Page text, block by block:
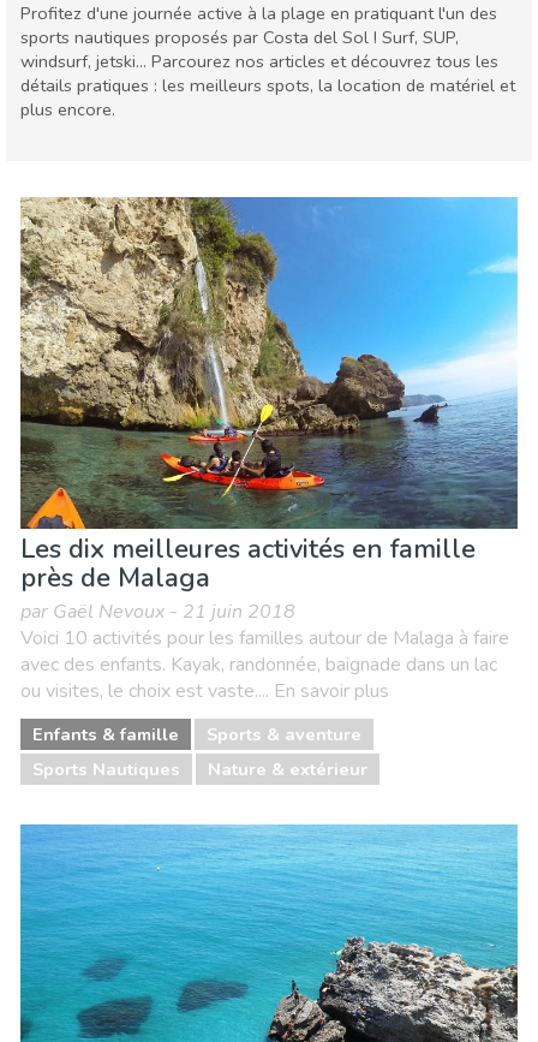
Profitez d'une journée active à la plage en pratiquant l'un des
sports nautiques proposés par Costa del Sol ! Surf, SUP,
windsurf, jetski... Parcourez nos articles et découvrez tous les
détails pratiques : les meilleurs spots, la location de matériel et
plus encore.
Cuisine & Restaurants
Enfants & famille
Événements locaux
Musée & Art
Nature & extérieur
Où séjourner
Shopping
Sports & aventure Vie nocturne & Bars
Les dix meilleures activités en famille
près de Malaga
par Gaël Nevoux - 21 juin 2018
Voici 10 activités pour les familles autour de Malaga à faire
avec des enfants. Kayak, randonnée, baignade dans un lac
ou visites, le choix est vaste.... En savoir plus
Enfants & famille
Sports & aventure
Sports Nautiques
Nature & extérieur